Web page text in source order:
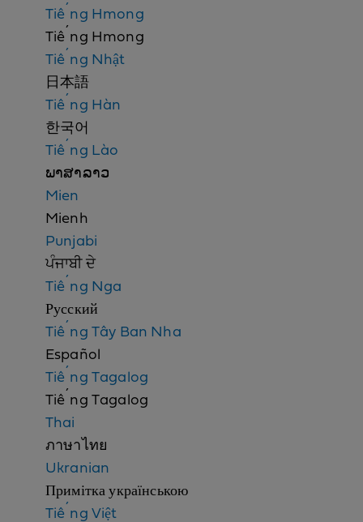
i
o
n
n
o
t
i
c
Tiếng Hmong
Tiếng Hmong
Tiếng Nhật
日本語
Tiếng Hàn
한국어
Tiếng Lào
ພາສາລາວ
Mien
Mienh
Punjabi
ਪੰਜਾਬੀ ਦੇ
Tiếng Nga
Русский
Tiếng Tây Ban Nha
Español
Tiếng Tagalog
Tiếng Tagalog
Thai
ภาษาไทย
Ukranian
Примітка українською
Tiếng Việt